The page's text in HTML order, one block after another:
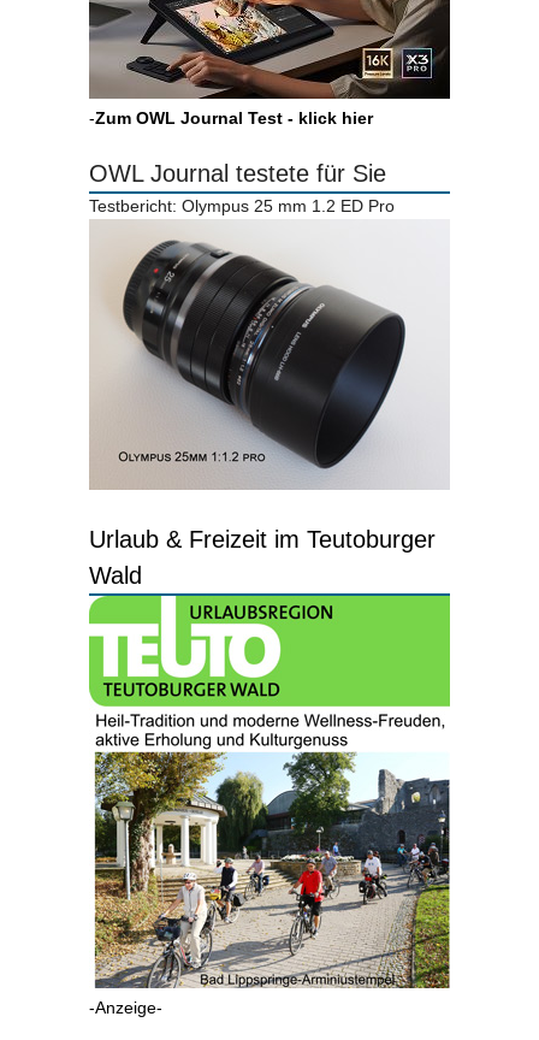
-Zum OWL Journal Test - klick hier
OWL Journal testete für Sie
Testbericht: Olympus 25 mm 1.2 ED Pro
Urlaub & Freizeit im Teutoburger
Wald
-Anzeige-